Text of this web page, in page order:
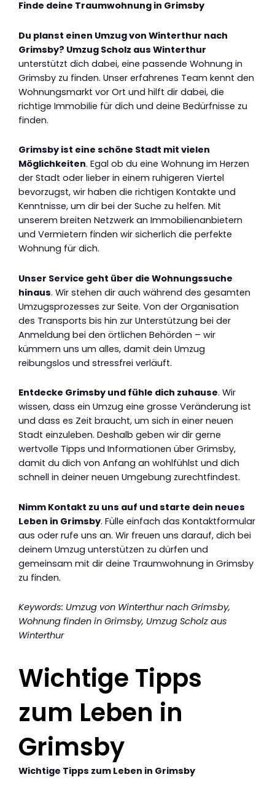
Finde deine Traumwohnung in Grimsby
Du planst einen Umzug von Winterthur nach
Grimsby? Umzug Scholz aus Winterthur
unterstützt dich dabei, eine passende Wohnung in
Grimsby zu finden. Unser erfahrenes Team kennt den
Wohnungsmarkt vor Ort und hilft dir dabei, die
richtige Immobilie für dich und deine Bedürfnisse zu
finden.
Grimsby ist eine schöne Stadt mit vielen
Möglichkeiten. Egal ob du eine Wohnung im Herzen
der Stadt oder lieber in einem ruhigeren Viertel
bevorzugst, wir haben die richtigen Kontakte und
Kenntnisse, um dir bei der Suche zu helfen. Mit
unserem breiten Netzwerk an Immobilienanbietern
und Vermietern finden wir sicherlich die perfekte
Wohnung für dich.
Unser Service geht über die Wohnungssuche
hinaus. Wir stehen dir auch während des gesamten
Umzugsprozesses zur Seite. Von der Organisation
des Transports bis hin zur Unterstützung bei der
Anmeldung bei den örtlichen Behörden – wir
kümmern uns um alles, damit dein Umzug
reibungslos und stressfrei verläuft.
Entdecke Grimsby und fühle dich zuhause. Wir
wissen, dass ein Umzug eine grosse Veränderung ist
und dass es Zeit braucht, um sich in einer neuen
Stadt einzuleben. Deshalb geben wir dir gerne
wertvolle Tipps und Informationen über Grimsby,
damit du dich von Anfang an wohlfühlst und dich
schnell in deiner neuen Umgebung zurechtfindest.
Nimm Kontakt zu uns auf und starte dein neues
Leben in Grimsby. Fülle einfach das Kontaktformular
aus oder rufe uns an. Wir freuen uns darauf, dich bei
deinem Umzug unterstützen zu dürfen und
gemeinsam mit dir deine Traumwohnung in Grimsby
zu finden.
Keywords: Umzug von Winterthur nach Grimsby,
Wohnung finden in Grimsby, Umzug Scholz aus
Winterthur
Wichtige Tipps
zum Leben in
Grimsby
Wichtige Tipps zum Leben in Grimsby